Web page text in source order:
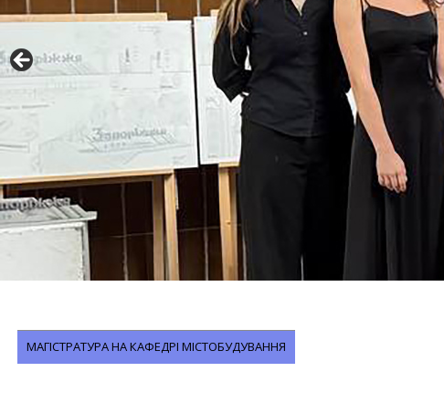
МАГІСТРАТУРА НА КАФЕДРІ МІСТОБУДУВАННЯ